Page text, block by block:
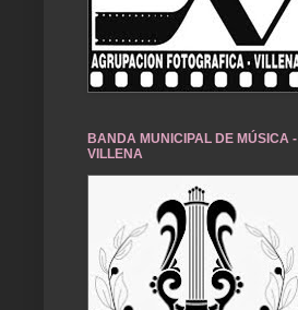
BANDA MUNICIPAL DE MÚSICA -
VILLENA